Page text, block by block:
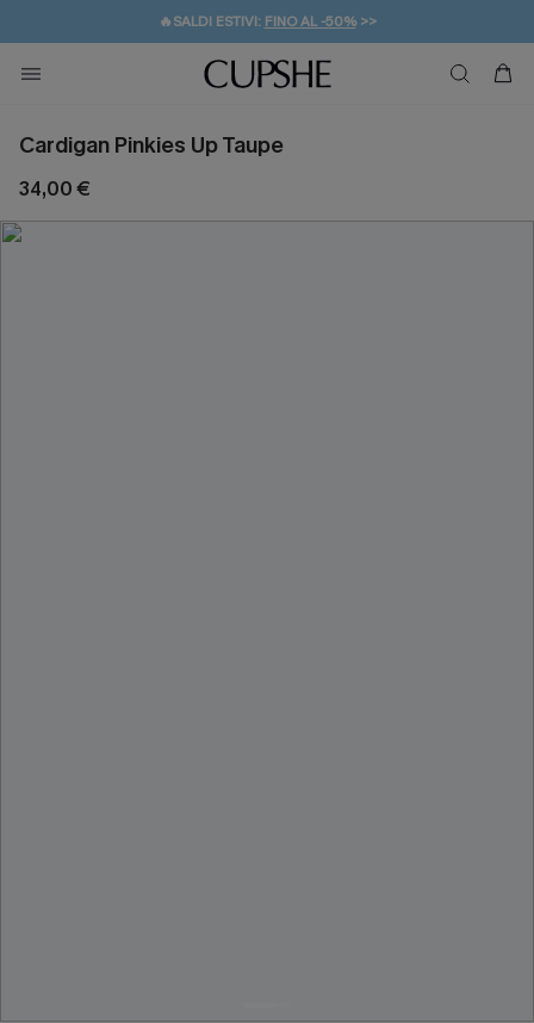
🔥SALDI ESTIVI: FINO AL -50%>>
🚚SPEDIZIONE GRATUITA DA 49€
💌REGALO PER I NUOVI: 20% DI SCONTO*
Cardigan Pinkies Up Taupe
34,00 €